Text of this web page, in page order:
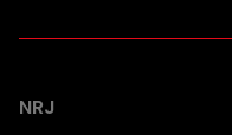
NRJ